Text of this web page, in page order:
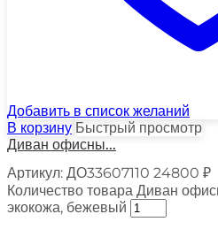
Добавить в список желаний
В корзину Быстрый просмотр
Диван офисны...
Артикул: ДО33607110 24800 ₽
Количество товара Диван
экокожа, бежевый